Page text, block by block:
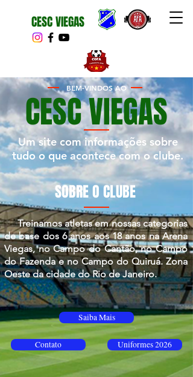
CESC VIEGAS
BEM-VINDOS AO
CESC VIEGAS
Um site com informações sobre
tudo o que acontece com o clube.
SOBRE O CLUBE
Treinamos atletas em nossas categorias
de base dos 6 anos aos 18 anos na Arena
Viegas, no Campo do Cantão, no Campo
do Fazenda e no Campo do Quiruá. Zona
Oeste da cidade do Rio de Janeiro.
Saiba Mais
Contato Uniformes 2026